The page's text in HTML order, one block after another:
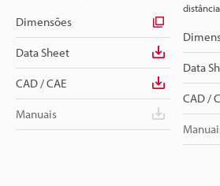
Dimensões
Data Sheet
CAD / CAE
Manuais
distância
Data
CAD /